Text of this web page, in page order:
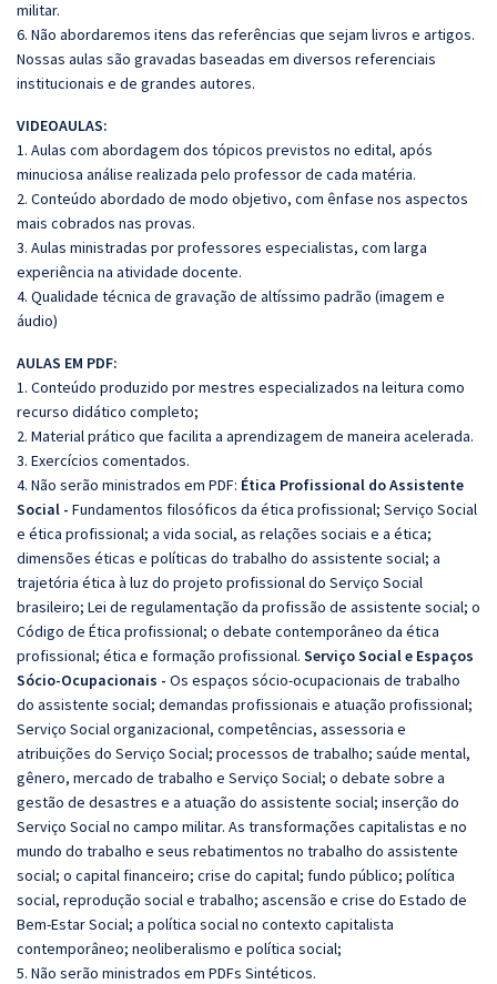
militar.
6. Não abordaremos itens das referências que sejam livros e artigos.
Nossas aulas são gravadas baseadas em diversos referenciais
institucionais e de grandes autores.
VIDEOAULAS:
1. Aulas com abordagem dos tópicos previstos no edital, após
minuciosa análise realizada pelo professor de cada matéria.
2. Conteúdo abordado de modo objetivo, com ênfase nos aspectos
mais cobrados nas provas.
3. Aulas ministradas por professores especialistas, com larga
experiência na atividade docente.
4. Qualidade técnica de gravação de altíssimo padrão (imagem e
áudio)
AULAS EM PDF:
1. Conteúdo produzido por mestres especializados na leitura como
recurso didático completo;
2. Material prático que facilita a aprendizagem de maneira acelerada.
3. Exercícios comentados.
4. Não serão ministrados em PDF: Ética Profissional do Assistente
Social - Fundamentos filosóficos da ética profissional; Serviço Social
e ética profissional; a vida social, as relações sociais e a ética;
dimensões éticas e políticas do trabalho do assistente social; a
trajetória ética à luz do projeto profissional do Serviço Social
brasileiro; Lei de regulamentação da profissão de assistente social; o
Código de Ética profissional; o debate contemporâneo da ética
profissional; ética e formação profissional. Serviço Social e Espaços
Sócio-Ocupacionais - Os espaços sócio-ocupacionais de trabalho
do assistente social; demandas profissionais e atuação profissional;
Serviço Social organizacional, competências, assessoria e
atribuições do Serviço Social; processos de trabalho; saúde mental,
gênero, mercado de trabalho e Serviço Social; o debate sobre a
gestão de desastres e a atuação do assistente social; inserção do
Serviço Social no campo militar. As transformações capitalistas e no
mundo do trabalho e seus rebatimentos no trabalho do assistente
social; o capital financeiro; crise do capital; fundo público; política
social, reprodução social e trabalho; ascensão e crise do Estado de
Bem-Estar Social; a política social no contexto capitalista
contemporâneo; neoliberalismo e política social;
5. Não serão ministrados em PDFs Sintéticos.